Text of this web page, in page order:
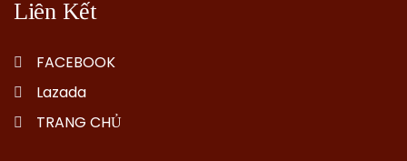
Liên Kết
FACEBOOK
Lazada
TRANG CHỦ